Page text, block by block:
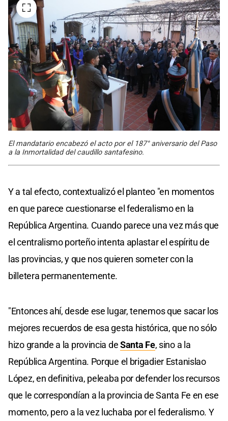
El mandatario encabezó el acto por el 187° aniversario del Paso
a la Inmortalidad del caudillo santafesino.
Y a tal efecto, contextualizó el planteo "en momentos
en que parece cuestionarse el federalismo en la
República Argentina. Cuando parece una vez más que
el centralismo porteño intenta aplastar el espíritu de
las provincias, y que nos quieren someter con la
billetera permanentemente.
"Entonces ahí, desde ese lugar, tenemos que sacar los
mejores recuerdos de esa gesta histórica, que no sólo
hizo grande a la provincia deSanta Fe, sino a la
República Argentina. Porque el brigadier Estanislao
López, en definitiva, peleaba por defender los recursos
que le correspondían a la provincia de Santa Fe en ese
momento, pero a la vez luchaba por el federalismo. Y